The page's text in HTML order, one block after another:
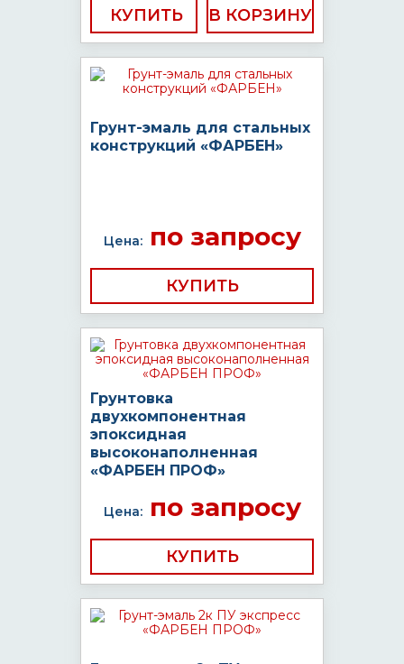
КУПИТЬ
Грунт-эмаль для стальных
конструкций «ФАРБЕН»
Цена:по запросу
КУПИТЬ
Грунтовка
двухкомпонентная
эпоксидная
высоконаполненная
«ФАРБЕН ПРОФ»
Цена:по запросу
КУПИТЬ